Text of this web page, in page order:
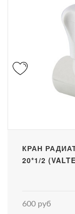
КРАН
20*1/2
600 руб